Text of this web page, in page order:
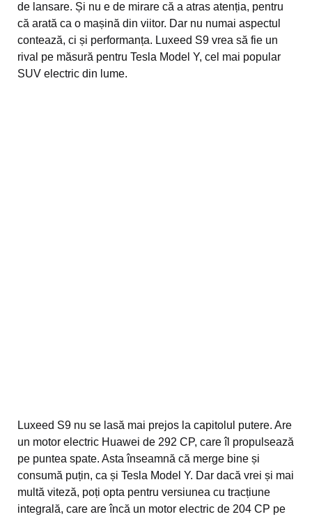
de lansare. Și nu e de mirare că a atras atenția, pentru
că arată ca o mașină din viitor. Dar nu numai aspectul
contează, ci și performanța. Luxeed S9 vrea să fie un
rival pe măsură pentru Tesla Model Y, cel mai popular
SUV electric din lume.
Luxeed S9 nu se lasă mai prejos la capitolul putere. Are
un motor electric Huawei de 292 CP, care îl propulsează
pe puntea spate. Asta înseamnă că merge bine și
consumă puțin, ca și Tesla Model Y. Dar dacă vrei și mai
multă viteză, poți opta pentru versiunea cu tracțiune
integrală, care are încă un motor electric de 204 CP pe